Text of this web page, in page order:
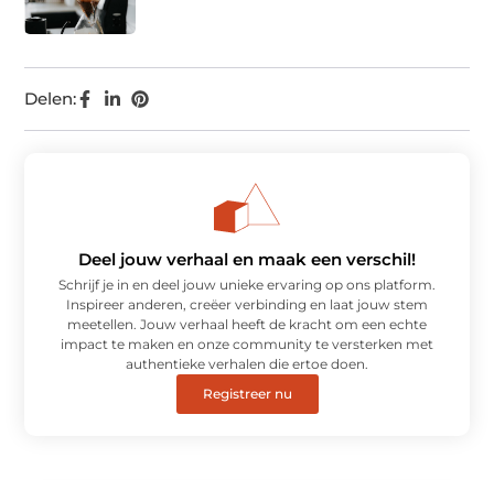
Delen:
Deel jouw verhaal en maak een verschil!
Schrijf je in en deel jouw unieke ervaring op ons platform.
Inspireer anderen, creëer verbinding en laat jouw stem
meetellen. Jouw verhaal heeft de kracht om een echte
impact te maken en onze community te versterken met
authentieke verhalen die ertoe doen.
Registreer nu